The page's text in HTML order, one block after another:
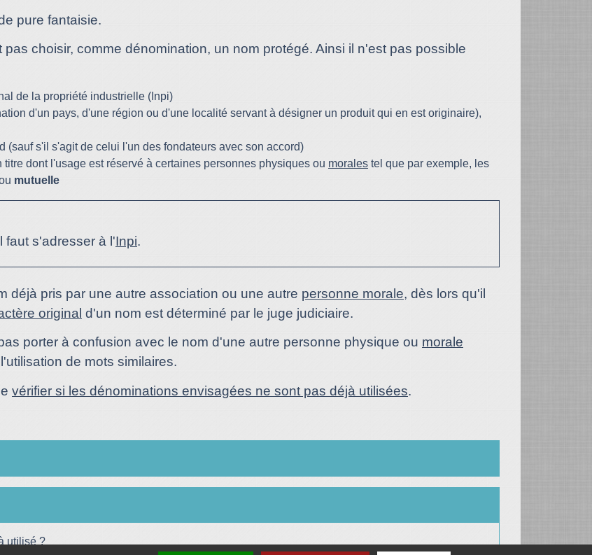
pure fantaisie.
choisir, comme dénomination, un nom protégé. Ainsi il n'est pas possible
de la propriété industrielle (Inpi)
d'un pays, d'une région ou d'une localité servant à désigner un produit qui en est originaire),
(sauf s'il s'agit de celui l'un des fondateurs avec son accord)
dont l'usage est réservé à certaines personnes physiques ou morales tel que par exemple, les
mutuelle
faut s'adresser à l'Inpi.
déjà pris par une autre association ou une autre personne morale, dès lors qu'il
original d'un nom est déterminé par le juge judiciaire.
porter à confusion avec le nom d'une autre personne physique ou morale
de mots similaires.
vérifier si les dénominations envisagées ne sont pas déjà utilisées.
utilisé ?